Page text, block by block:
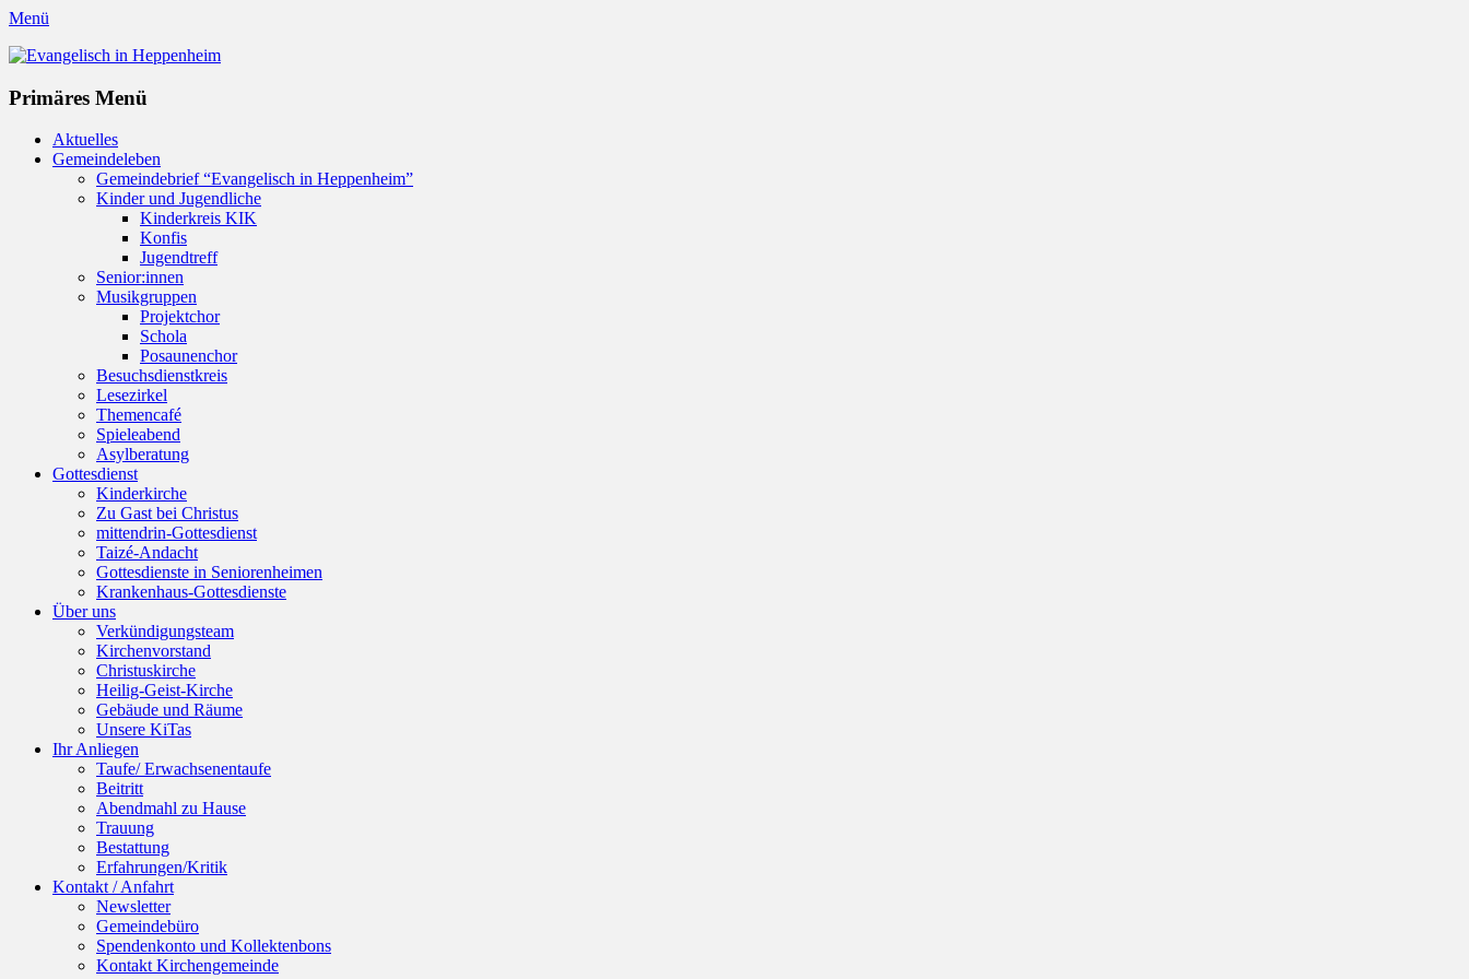
Menü
Evangelisch in Heppenheim
Primäres Menü
Zum
Inhalt
Aktuelles
Gemeindeleben
Gemeindebrief “Evangelisch in Heppenheim”
Kinder und Jugendliche
Kinderkreis KIK
Konfis
Jugendtreff
Senior:innen
Musikgruppen
Projektchor
Schola
Posaunenchor
Besuchsdienstkreis
Lesezirkel
Themencafé
Spieleabend
Asylberatung
Gottesdienst
Kinderkirche
Zu Gast bei Christus
mittendrin-Gottesdienst
Taizé-Andacht
Gottesdienste in Seniorenheimen
Krankenhaus-Gottesdienste
Über uns
Verkündigungsteam
Kirchenvorstand
Christuskirche
Heilig-Geist-Kirche
Gebäude und Räume
Unsere KiTas
Ihr Anliegen
Taufe/ Erwachsenentaufe
Beitritt
Abendmahl zu Hause
Trauung
Bestattung
Erfahrungen/Kritik
Kontakt / Anfahrt
Newsletter
Gemeindebüro
Spendenkonto und Kollektenbons
Kontakt Kirchengemeinde